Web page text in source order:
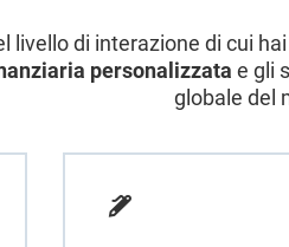
livello di interazione di cui
personalizzata e gli
globale del